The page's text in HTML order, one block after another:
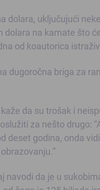
dolara, uključujući
na kamate što
od koautorica
dugoročna briga za
da su trošak i
za nešto drugo:
deset godina, onda
da je u